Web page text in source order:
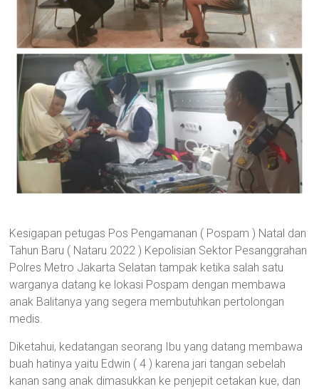
Kesigapan petugas Pos Pengamanan ( Pospam ) Natal dan
Tahun Baru ( Nataru 2022 ) Kepolisian Sektor Pesanggrahan
Polres Metro Jakarta Selatan tampak ketika salah satu
warganya datang ke lokasi Pospam dengan membawa
anak Balitanya yang segera membutuhkan pertolongan
medis.
Diketahui, kedatangan seorang Ibu yang datang membawa
buah hatinya yaitu Edwin ( 4 ) karena jari tangan sebelah
kanan sang anak dimasukkan ke penjepit cetakan kue, dan